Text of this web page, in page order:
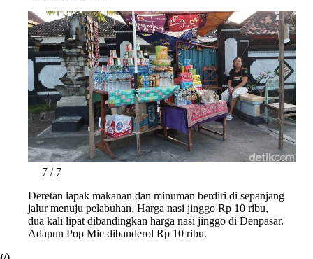
7 / 7
Deretan lapak makanan dan minuman berdiri di sepanjang
jalur menuju pelabuhan. Harga nasi jinggo Rp 10 ribu,
dua kali lipat dibandingkan harga nasi jinggo di Denpasar.
Adapun Pop Mie dibanderol Rp 10 ribu.